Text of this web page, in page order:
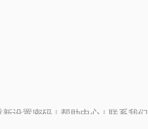
新设置密码| 帮助中心 | 联系我们